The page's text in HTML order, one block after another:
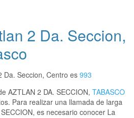
2 Da. Seccion,
Da. Seccion, Centro es 993
AZTLAN 2 DA. SECCION, TABASCO
Para realizar una llamada de larga
es necesario conocer La